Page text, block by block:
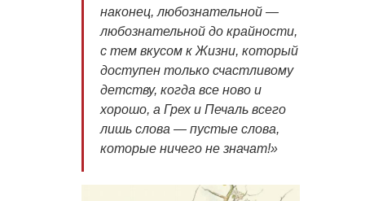
наконец, любознательной —
любознательной до крайности,
с тем вкусом к Жизни, который
доступен только счастливому
детству, когда все ново и
хорошо, а Грех и Печаль всего
лишь слова — пустые слова,
которые ничего не значат!»